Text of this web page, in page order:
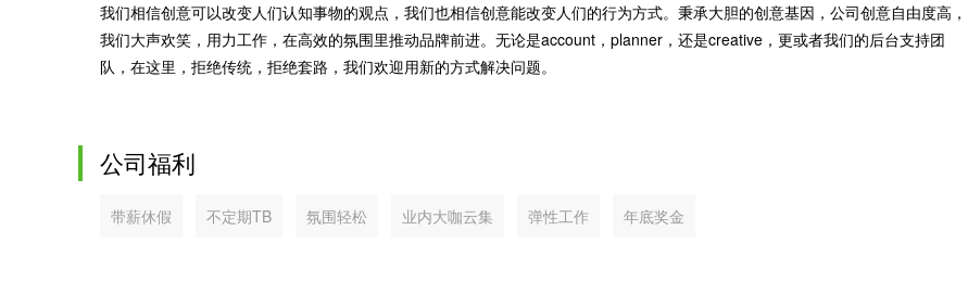
我们相信创意可以改变人们认知事物的观点，我们也相信创意能改变人们的行为方式。秉承大胆的创意基因，公司创意自由度高，
我们大声欢笑，用力工作，在高效的氛围里推动品牌前进。无论是account，planner，还是creative，更或者我们的后台支持团
队，在这里，拒绝传统，拒绝套路，我们欢迎用新的方式解决问题。
公司福利
带薪休假 不定期TB 氛围轻松 业内大咖云集 弹性工作 年底奖金